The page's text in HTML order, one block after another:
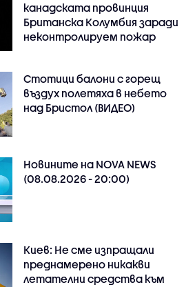
канадската провинция
Британска Колумбия заради
неконтролируем пожар
Стотици балони с горещ
въздух полетяха в небето
над Бристол (ВИДЕО)
Новините на NOVA NEWS
(08.08.2026 - 20:00)
Киев: Не сме изпращали
преднамерено никакви
летателни средства към